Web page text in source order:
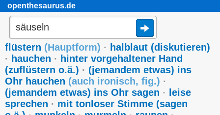
openthesaurus.de
flüstern (Hauptform) · halblaut (diskutieren)
· hauchen · hinter vorgehaltener Hand
(zuflüstern o.ä.) · (jemandem etwas) ins
Ohr hauchen (auch ironisch, fig.) ·
(jemandem etwas) ins Ohr sagen ·
leise
sprechen · mit tonloser Stimme (sagen